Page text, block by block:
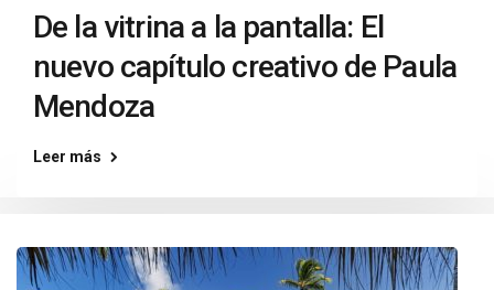
De la vitrina a la pantalla: El
nuevo capítulo creativo de Paula
Mendoza
Leer más